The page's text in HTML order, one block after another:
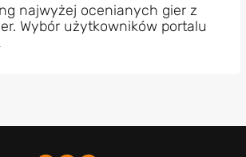
najwyżej ocenianych gier z
Wybór użytkowników portalu